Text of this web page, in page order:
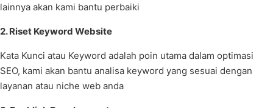
lainnya akan kami bantu perbaiki
2. Riset Keyword Website
Kata Kunci atau Keyword adalah poin utama dalam optimasi
SEO, kami akan bantu analisa keyword yang sesuai dengan
layanan atau niche web anda